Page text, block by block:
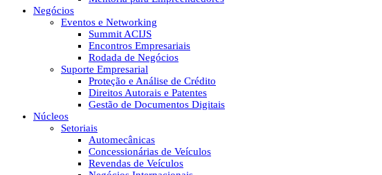
Negócios
Eventos e Networking
Summit ACIJS
Encontros Empresariais
Rodada de Negócios
Suporte Empresarial
Proteção e Análise de Crédito
Direitos Autorais e Patentes
Gestão de Documentos Digitais
Núcleos
Setoriais
Automecânicas
Concessionárias de Veículos
Revendas de Veículos